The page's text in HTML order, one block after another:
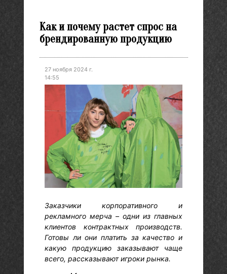
Как и почему растет спрос на
брендированную продукцию
27 ноября 2024 г.
14:55
Заказчики корпоративного и
рекламного мерча – одни из главных
клиентов контрактных производств.
Готовы ли они платить за качество и
какую продукцию заказывают чаще
всего, рассказывают игроки рынка.